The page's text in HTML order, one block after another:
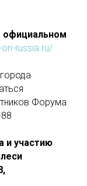
официальном
russia.ru/
Форума
и участию